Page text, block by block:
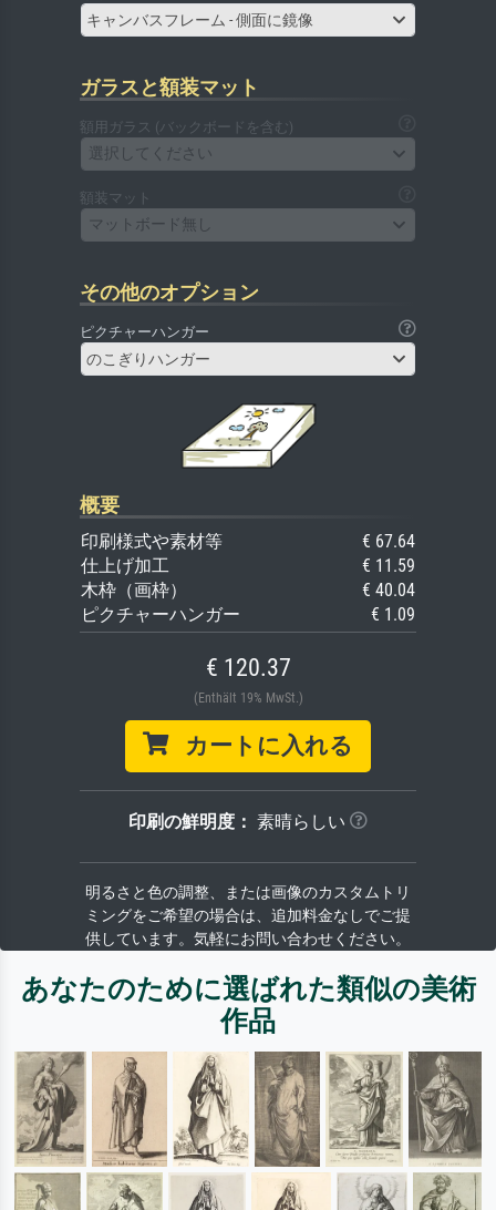
キャンバスフレーム - 側面に鏡像
ガラスと額装マット
額用ガラス (バックボードを含む)
選択してください
額装マット
マットボード無し
その他のオプション
ピクチャーハンガー
のこぎりハンガー
概要
印刷様式や素材等
€ 67.64
仕上げ加工
€ 11.59
木枠（画枠）
€ 40.04
ピクチャーハンガー
€ 1.09
€ 120.37
(Enthält 19% MwSt.)
カートに入れる
印刷の鮮明度： 素晴らしい
明るさと色の調整、または画像のカスタムトリ
ミングをご希望の場合は、追加料金なしでご提
供しています。気軽にお問い合わせください。
あなたのために選ばれた類似の美術
作品